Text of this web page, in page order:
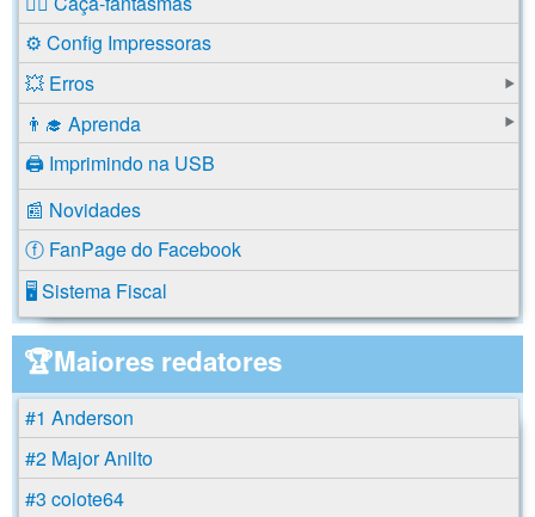
⚙️ Config Impressoras
💥 Erros
👨‍🎓 Aprenda
🖨️ Imprimindo na USB
📰 Novidades
ⓕ FanPage do Facebook
🖥️ Sistema Fiscal
🏆Maiores redatores
#1 Anderson
#2 Major Anilto
#3 coiote64